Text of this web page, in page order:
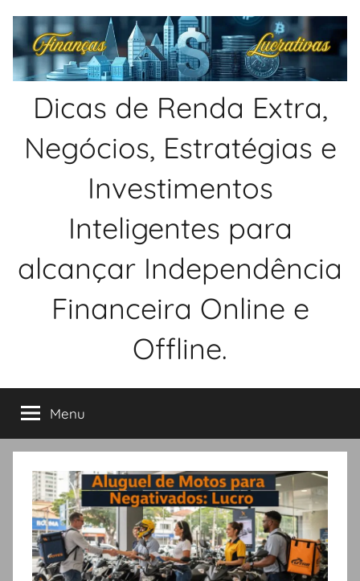
para
conteúdo
Dicas de Renda Extra,
Negócios, Estratégias e
Investimentos
Inteligentes para
alcançar Independência
Financeira Online e
Offline.
Menu